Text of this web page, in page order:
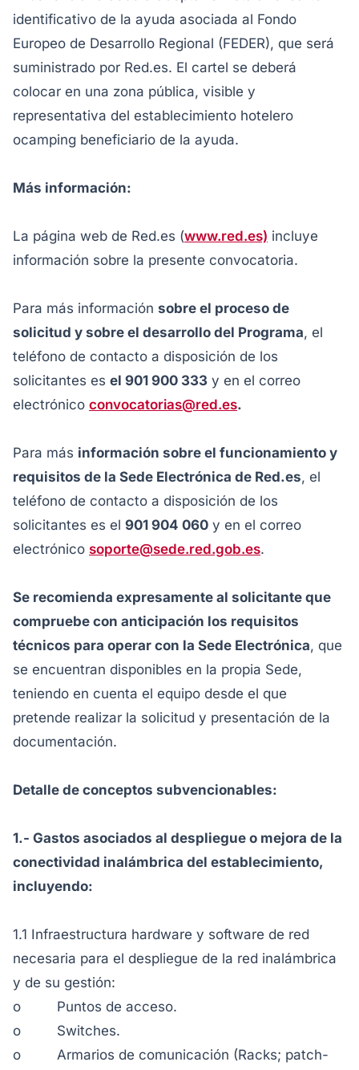
identificativo de la ayuda asociada al Fondo
Europeo de Desarrollo Regional (FEDER), que será
suministrado por Red.es. El cartel se deberá
colocar en una zona pública, visible y
representativa del establecimiento hotelero
ocamping beneficiario de la ayuda.
Más información:
La página web de Red.es (www.red.es) incluye
información sobre la presente convocatoria.
Para más información sobre el proceso de
solicitud y sobre el desarrollo del Programa, el
teléfono de contacto a disposición de los
solicitantes es el 901 900 333 y en el correo
electrónico convocatorias@red.es.
Para más información sobre el funcionamiento y
requisitos de la Sede Electrónica de Red.es, el
teléfono de contacto a disposición de los
solicitantes es el 901 904 060 y en el correo
electrónico soporte@sede.red.gob.es.
Se recomienda expresamente al solicitante que
compruebe con anticipación los requisitos
técnicos para operar con la Sede Electrónica, que
se encuentran disponibles en la propia Sede,
teniendo en cuenta el equipo desde el que
pretende realizar la solicitud y presentación de la
documentación.
Detalle de conceptos subvencionables:
1.- Gastos asociados al despliegue o mejora de la
conectividad inalámbrica del establecimiento,
incluyendo:
1.1 Infraestructura hardware y software de red
necesaria para el despliegue de la red inalámbrica
y de su gestión:
o Puntos de acceso.
o Switches.
o Armarios de comunicación (Racks; patch-